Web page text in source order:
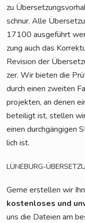
zu
schnur. Alle
17100 aus­ge­führt
zung auch das
Revi­si­on der
zer. Wir bie­ten die
durch einen zwei­ten
pro­jek­ten, an denen
betei­ligt ist, stel­len
einen durch­gän­gi­gen
lich ist.
LÜNEBURG-
Ger­ne erstel­len wir
kos­ten­lo­ses und
uns die Datei­en am